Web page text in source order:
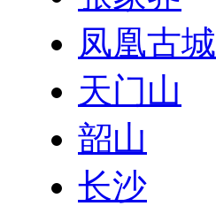
凤凰古城
天门山
韶山
长沙